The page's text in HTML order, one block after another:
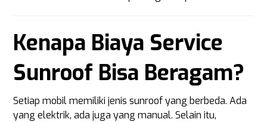
Kenapa Biaya Service
Sunroof Bisa Beragam?
Setiap mobil memiliki jenis sunroof yang berbeda. Ada
yang elektrik, ada juga yang manual. Selain itu,